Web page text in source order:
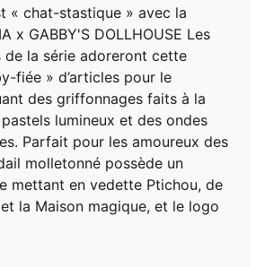
« chat-stastique » avec la
x GABBY'S DOLLHOUSE Les
de la série adoreront cette
fiée » d’articles pour le
des griffonnages faits à la
lumineux et des ondes
Parfait pour les amoureux des
molletonné possède un
mettant en vedette Ptichou, de
la Maison magique, et le logo